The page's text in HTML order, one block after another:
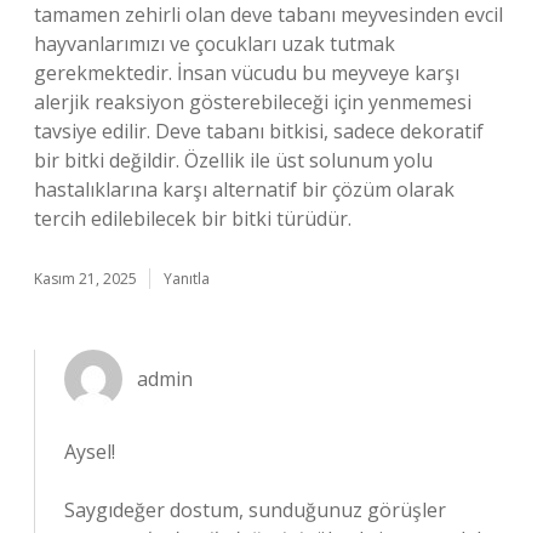
tamamen zehirli olan deve tabanı meyvesinden evcil
hayvanlarımızı ve çocukları uzak tutmak
gerekmektedir. İnsan vücudu bu meyveye karşı
alerjik reaksiyon gösterebileceği için yenmemesi
tavsiye edilir. Deve tabanı bitkisi, sadece dekoratif
bir bitki değildir. Özellik ile üst solunum yolu
hastalıklarına karşı alternatif bir çözüm olarak
tercih edilebilecek bir bitki türüdür.
Kasım 21, 2025 Yanıtla
admin
Aysel!
Saygıdeğer dostum, sunduğunuz görüşler